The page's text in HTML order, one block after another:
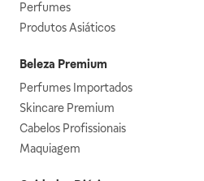
Perfumes
Produtos Asiáticos
Beleza Premium
Perfumes Importados
Skincare Premium
Cabelos Profissionais
Maquiagem